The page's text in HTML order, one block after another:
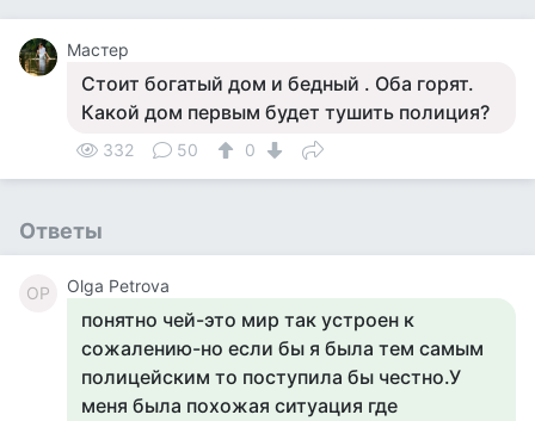
Мастер
Стоит богатый дом и бедный . Оба горят.
Какой дом первым будет тушить полиция?
332 50 0
Ответы
OP Olga Petrova
понятно чей-это мир так устроен к
сожалению-но если бы я была тем самым
полицейским то поступила бы честно.У
меня была похожая ситуация где